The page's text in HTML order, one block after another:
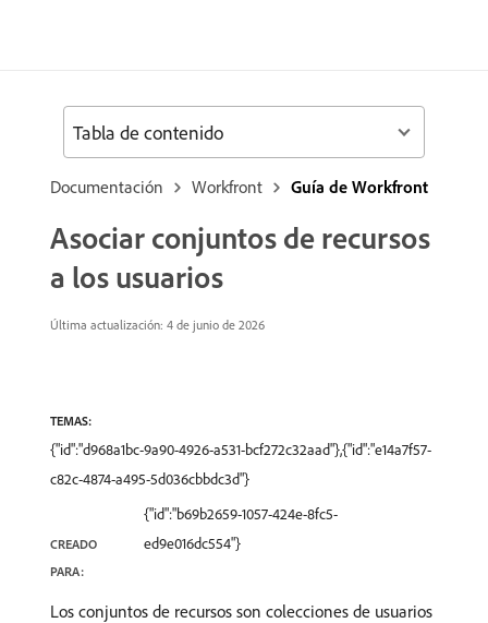
Documentación Workfront Guía de Workfront
Asociar conjuntos de recursos
a los usuarios
Última actualización: 4 de junio de 2026
TEMAS:
{"id":"d968a1bc-9a90-4926-a531-bcf272c32aad"},{"id":"e14a7f57-
c82c-4874-a495-5d036cbbdc3d"}
CREADO
PARA:
{"id":"b69b2659-1057-424e-8fc5-
ed9e016dc554"}
Los conjuntos de recursos son colecciones de usuarios
Tabla de contenido